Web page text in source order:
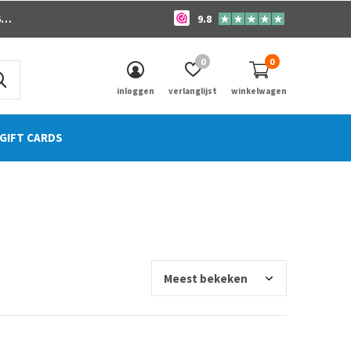
GIFT CARDS
inloggen verlanglijst
0
winkelwagen
0
9.8